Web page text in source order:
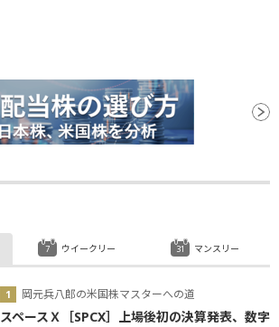
岡元兵八郎の米国株マスターへの道
スペースＸ［SPCX］上場後初の決算発表、数字
ウイークリー マンスリー